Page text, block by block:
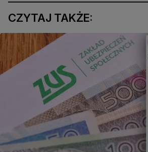
CZYTAJ TAKŻE: